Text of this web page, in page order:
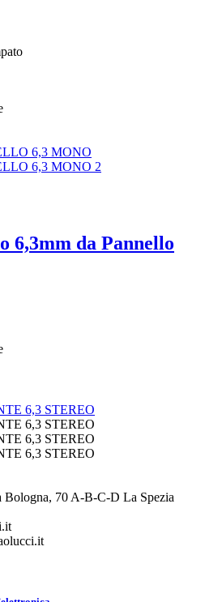
6,3mm da Pannello
70 A-B-C-D La Spezia